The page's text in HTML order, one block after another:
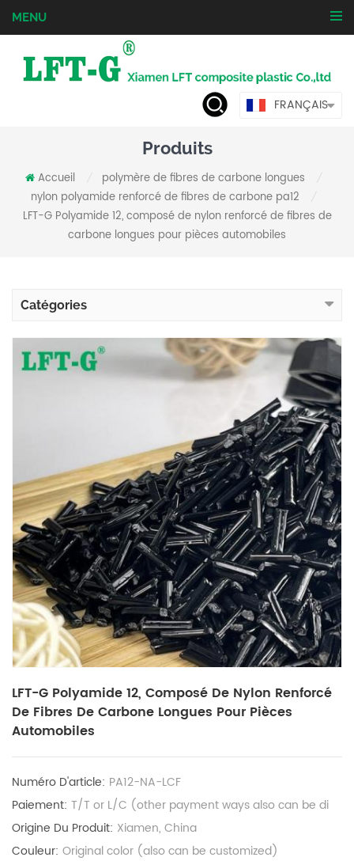
MENU
FRANÇAIS
Produits
Accueil polymère de fibres de carbone longues
nylon polyamide renforcé de fibres de carbone pa12
LFT-G Polyamide 12, composé de nylon renforcé de fibres de
carbone longues pour pièces automobiles
Catégories
LFT-G Polyamide 12, Composé De Nylon Renforcé
De Fibres De Carbone Longues Pour Pièces
Automobiles
Numéro D'article: PA12-NA-LCF
Paiement: T/T or L/C (other payment ways also can be di
Origine Du Produit: Xiamen, China
Couleur: Original color (also can be customized)